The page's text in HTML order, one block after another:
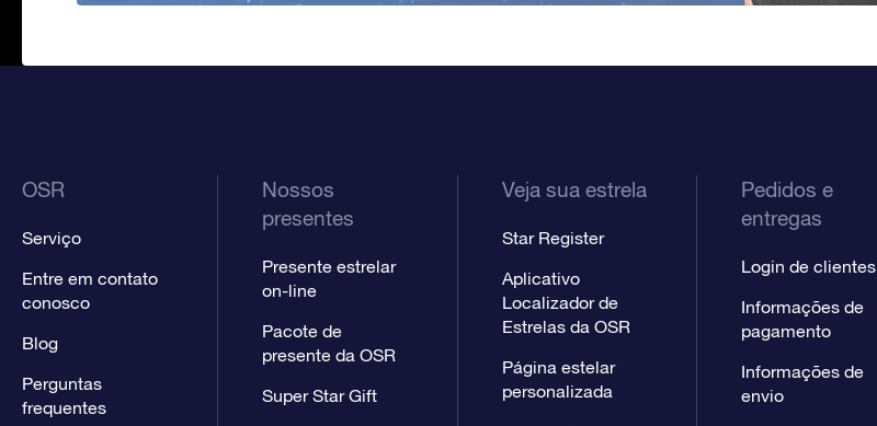
OSR
Serviço
Entre em contato
conosco
Blog
Perguntas
frequentes
Nossos
presentes
Presente estrelar
on-line
Pacote de
presente da OSR
Super Star Gift
Veja sua estrela
Star Register
Aplicativo
Localizador de
Estrelas da OSR
Página estelar
personalizada
Pedidos e
entregas
Login de clientes
Informações de
pagamento
Informações de
envio